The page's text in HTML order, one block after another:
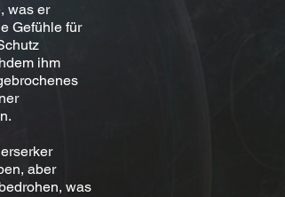
was er
Gefühle für
ihm
aber
was